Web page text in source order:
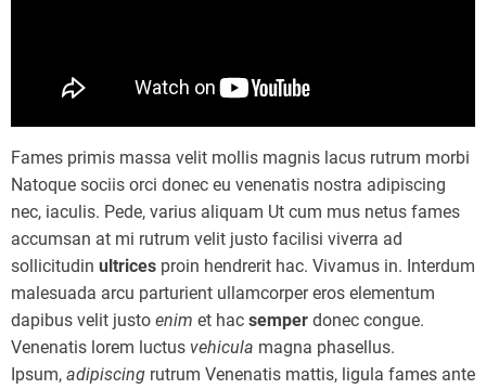
Fames primis massa velit mollis magnis lacus rutrum morbi
Natoque sociis orci donec eu venenatis nostra adipiscing
nec, iaculis. Pede, varius aliquam Ut cum mus netus fames
accumsan at mi rutrum velit justo facilisi viverra ad
sollicitudin ultrices proin hendrerit hac. Vivamus in. Interdum
malesuada arcu parturient ullamcorper eros elementum
dapibus velit justo enim et hac semper donec congue.
Venenatis lorem luctus vehicula magna phasellus.
Ipsum, adipiscing rutrum Venenatis mattis, ligula fames ante